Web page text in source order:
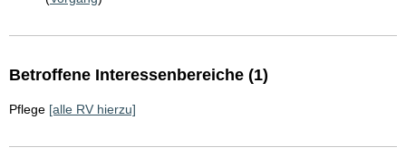
Betroffene Interessenbereiche (1)
Pflege [alle RV hierzu]